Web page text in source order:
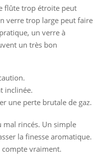
flûte trop étroite peut
verre trop large peut faire
un verre à
un très bon
inclinée.
une perte brutale de gaz.
mal rincés. Un simple
la finesse aromatique.
compte vraiment.